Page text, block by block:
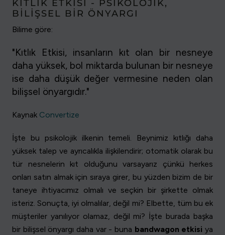
KITLIK ETKISI - PSIKOLOJIK,
BILIŞSEL BIR ÖNYARGI
Bilime göre:
"Kıtlık Etkisi, insanların kıt olan bir nesneye
daha yüksek, bol miktarda bulunan bir nesneye
ise daha düşük değer vermesine neden olan
bilişsel önyargıdır."
Kaynak Convertize
İşte bu psikolojik ilkenin temeli. Beynimiz kıtlığı daha
yüksek talep ve ayrıcalıkla ilişkilendirir; otomatik olarak bu
tür nesnelerin kıt olduğunu varsayarız çünkü herkes
onları satın almak için sıraya girer, bu yüzden bizim de bir
taneye ihtiyacımız olmalı ve seçkin bir şirkette olmak
isteriz. Sonuçta, iyi olmalılar, değil mi? Elbette, tüm bu ek
müşteriler yanılıyor olamaz, değil mi? İşte burada başka
bir bilişsel önyargı daha var - buna bandwagon etkisi ya